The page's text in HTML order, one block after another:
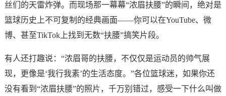
丝们的天雷炸弹。而现场那一幕幕“浓眉扶腰”的瞬间，绝对是
篮球历史上不可复制的经典画面——你可以在YouTube、微
博、甚至TikTok上找到无数“扶腰”搞笑片段。
有人还打趣说：“浓眉哥的扶腰，不仅仅是运动员的帅气展
现，更像是‘我行我素’的生活态度。”各位篮球迷，如果你还
没有看到“浓眉扶腰”的照片，千万别错过，感受一下什么叫做